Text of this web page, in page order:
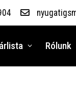
Rólunk